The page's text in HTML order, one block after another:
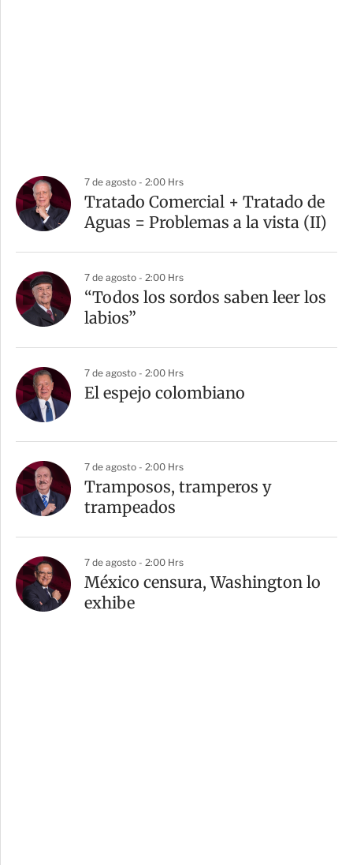
7 de agosto - 2:00 Hrs
Tratado Comercial + Tratado de
Aguas = Problemas a la vista (II)
7 de agosto - 2:00 Hrs
“Todos los sordos saben leer los
labios”
7 de agosto - 2:00 Hrs
El espejo colombiano
7 de agosto - 2:00 Hrs
Tramposos, tramperos y
trampeados
7 de agosto - 2:00 Hrs
México censura, Washington lo
exhibe